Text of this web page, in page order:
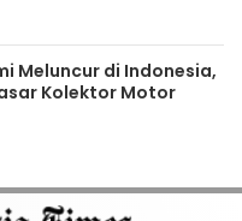
Meluncur di Indonesia,
Kolektor Motor